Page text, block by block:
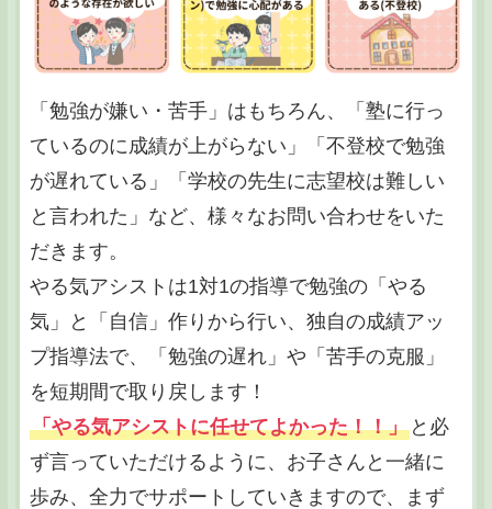
「勉強が嫌い・苦手」はもちろん、「塾に行っ
ているのに成績が上がらない」「不登校で勉強
が遅れている」「学校の先生に志望校は難しい
と言われた」など、様々なお問い合わせをいた
だきます。
やる気アシストは1対1の指導で勉強の「やる
気」と「自信」作りから行い、独自の成績アッ
プ指導法で、「勉強の遅れ」や「苦手の克服」
を短期間で取り戻します！
「やる気アシストに任せてよかった！！」と必
ず言っていただけるように、お子さんと一緒に
歩み、全力でサポートしていきますので、まず